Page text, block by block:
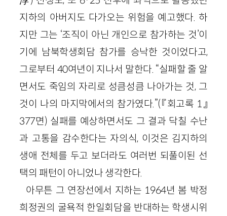
지하의 아버지도 다가오는 위험을 예고했다. 하
지만 그는 ‘조직이 아닌 개인으로 참가하는 것’이
기에 남북학생회담 참가를 승낙한 것이었다고,
그로부터 40여년이 지나서 말한다. “실패할 줄 알
면서도 죽임의 자리로 성큼성큼 나아가는 것, 그
것이 나의 마지막에서의 참가였다.”(『회고록 1』
377면) 실패를 예상하면서도 그 결과 닥칠 수난
과 고통을 감수한다는 자의식, 이것은 김지하의
생애 전체를 두고 보더라도 여러번 되풀이된 선
택의 패턴이 아니었나 생각한다.
아무튼 그 연장선에서 지하는 1964년 봄 박정
희정권의 굴욕적 한일회담을 반대하는 학생시위